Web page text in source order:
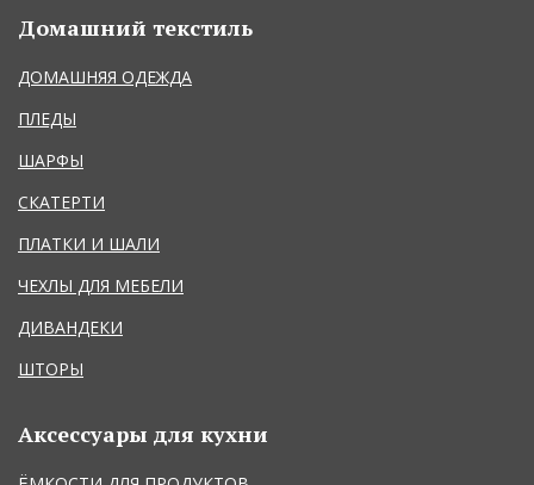
Домашний текстиль
ДОМАШНЯЯ ОДЕЖДА
ПЛЕДЫ
ШАРФЫ
СКАТЕРТИ
ПЛАТКИ И ШАЛИ
ЧЕХЛЫ ДЛЯ МЕБЕЛИ
ДИВАНДЕКИ
ШТОРЫ
Аксессуары для кухни